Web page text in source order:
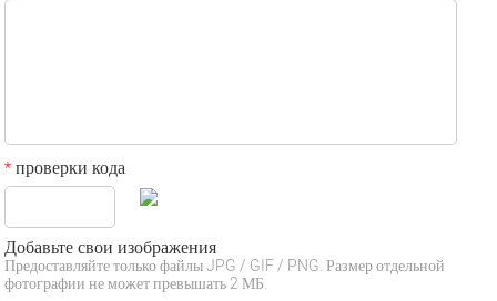
*проверки кода
Добавьте свои изображения
Предоставляйте только файлы JPG / GIF / PNG. Размер отдельной
фотографии не может превышать 2 МБ.